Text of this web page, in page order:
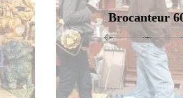
Brocanteur